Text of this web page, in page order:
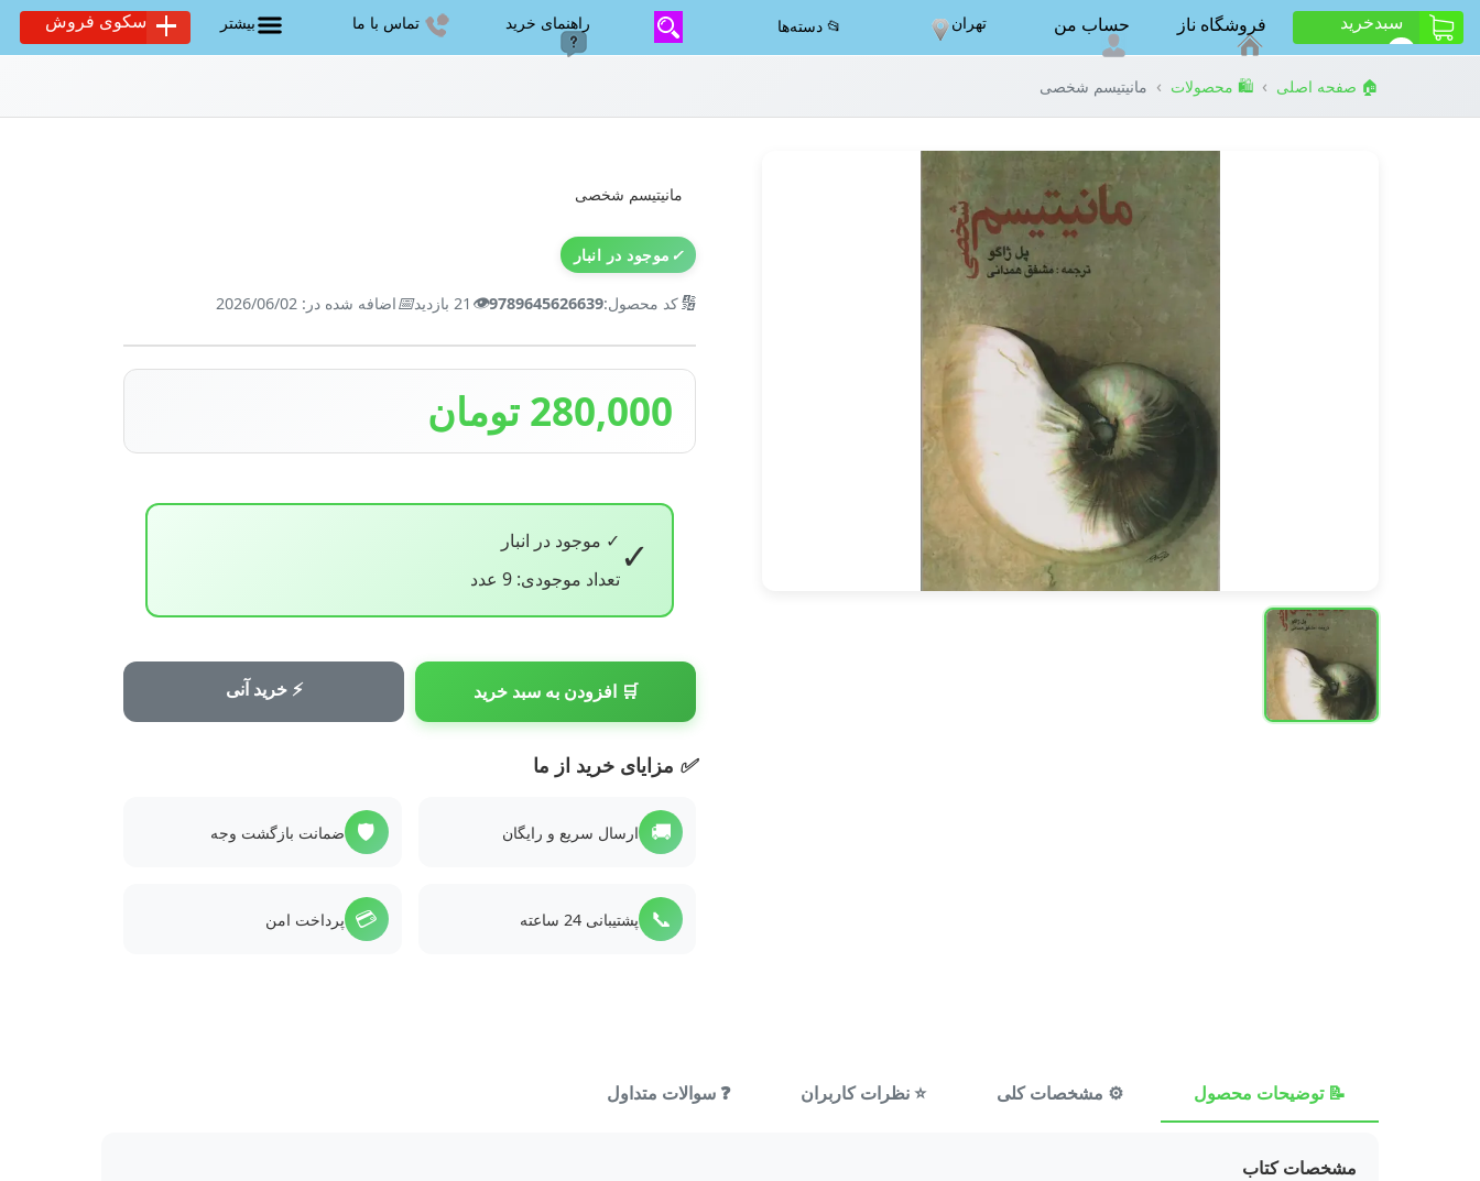
سبد‌خرید فروشگاه ناز حساب من تهران 📂 دسته‌ها راهنمای خرید تماس با ما بیشتر سکوی فروش
🏠 صفحه اصلی › 🛍️ محصولات › مانیتیسم شخصی
مانیتیسم شخصی
✓ موجود در انبار
🔢کد محصول:9789645626639
👁️ 21 بازدید 📅اضافه شده در: 2026/06/02
280,000 تومان
✓ ✓ موجود در انبار
تعداد موجودی: 9 عدد
🛒 افزودن به سبد خرید ⚡ خرید آنی
✅ مزایای خرید از ما
🚚 ارسال سریع و رایگان 🛡️ ضمانت بازگشت وجه
📞 پشتیبانی 24 ساعته 💳 پرداخت امن
📝 توضیحات محصول ⚙️ مشخصات کلی ⭐ نظرات کاربران ❓ سوالات متداول
مشخصات کتاب